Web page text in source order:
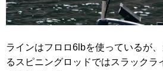
ラインはフロロ6lbを使っているが
るスピニングロッドではスラックラ